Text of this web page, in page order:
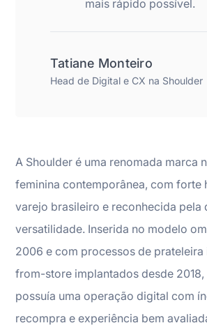
mais rápido possível.
Tatiane Monteiro
Head de Digital e CX na Shoulder
A Shoulder é uma renomada marca
feminina contemporânea, com forte
varejo brasileiro e reconhecida pela
versatilidade. Inserida no modelo
2006 e com processos de prateleira
from-store implantados desde 2018,
possuía uma operação digital com
recompra e experiência bem